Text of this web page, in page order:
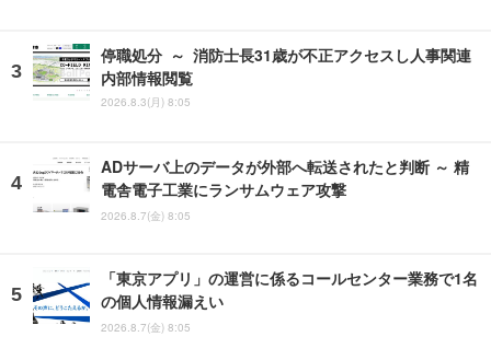
停職処分 ～ 消防士長31歳が不正アクセスし人事関連
内部情報閲覧
2026.8.3(月) 8:05
ADサーバ上のデータが外部へ転送されたと判断 ～ 精
電舎電子工業にランサムウェア攻撃
2026.8.7(金) 8:05
「東京アプリ」の運営に係るコールセンター業務で1名
の個人情報漏えい
2026.8.7(金) 8:05